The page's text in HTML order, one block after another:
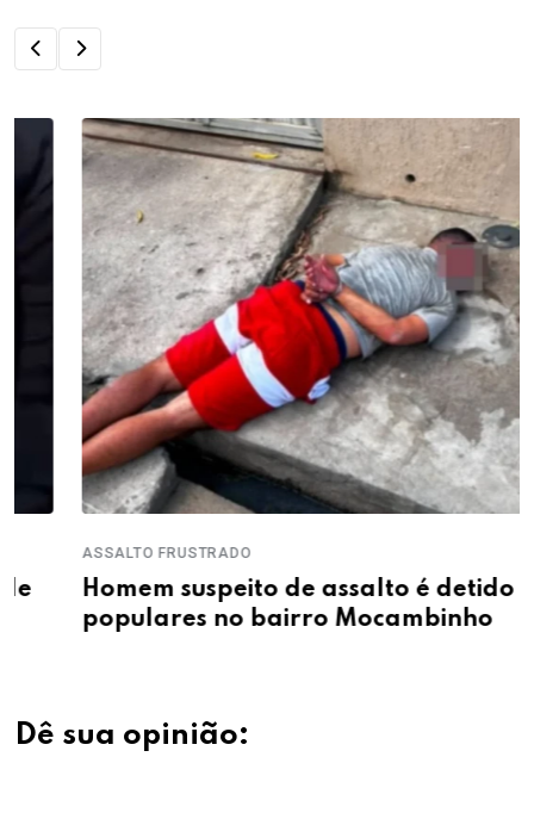
ASSALTO FRUSTRADO
Homem suspeito de assalto é detido por
populares no bairro Mocambinho
Dê sua opinião: